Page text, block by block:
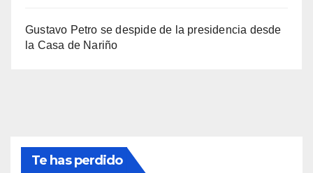
Gustavo Petro se despide de la presidencia desde
la Casa de Nariño
Te has perdido